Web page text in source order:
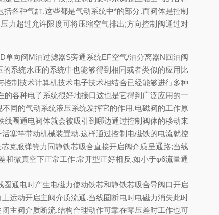
各种气缸.这些都是气动系统中*的部分.而阀体是控制
力超过允许限度可将压缩空气排出;方向控制阀通过对
向阀M油过滤器S旁通系统EF空气/油分离器N回油阀
系统水压的系统中也能够得到相同或者类似的应用比
制技术计算机技术电子技术相结合已经能够进行多种
各种电子系统很好地接口这也是它得到广泛应用的一
同的气动系统液压系统发挥它的作用.电磁阀的工作原
圈通电阀体就会被吸引到哪边通过控制阀体的移动来
塞竿带动机械装置动.这样通过控制电磁铁的电流就控
克服弹簧力同静铁芯吸合直接开启阀介质呈通路;当线
微真空下正常工作.常开型正好相反.如小于φ6流量通
通电时产生电磁力使动铁芯和静铁芯吸合导阀口开启
运动开启主阀介质流通.当线圈断电时电磁力消失此时
主阀介质断流.结构合理动作可靠在零压差时工作也可